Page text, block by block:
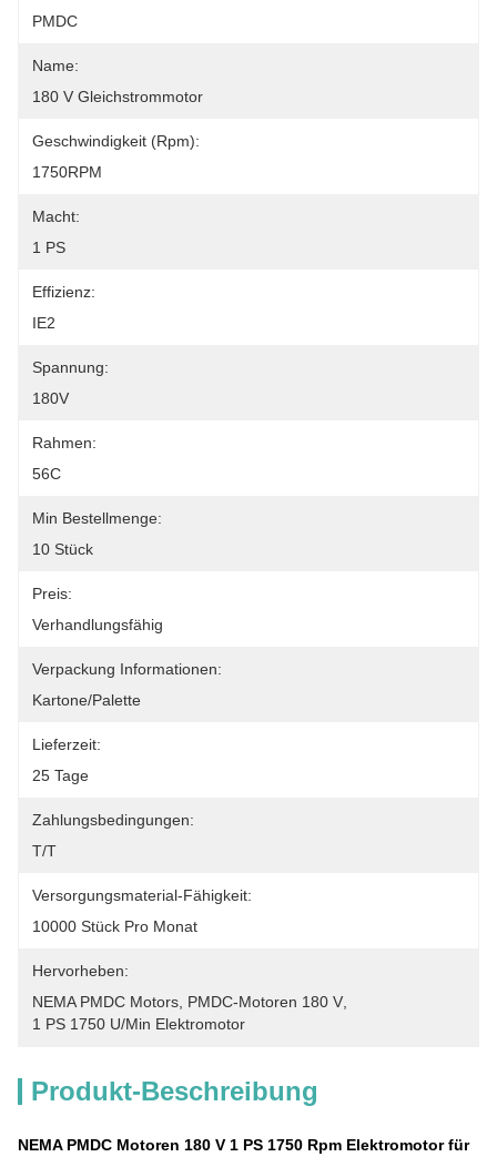
PMDC
Name:
180 V Gleichstrommotor
Geschwindigkeit (rpm):
1750RPM
Macht:
1 PS
Effizienz:
IE2
Spannung:
180V
Rahmen:
56C
Min Bestellmenge:
10 Stück
Preis:
Verhandlungsfähig
Verpackung Informationen:
Kartone/Palette
Lieferzeit:
25 Tage
Zahlungsbedingungen:
T/T
Versorgungsmaterial-Fähigkeit:
10000 Stück Pro Monat
Hervorheben:
NEMA PMDC Motors PMDC-Motoren 180 V
1 PS 1750 U/min Elektromotor
Produkt-Beschreibung
NEMA PMDC Motoren 180 V 1 PS 1750 Rpm Elektromotor für